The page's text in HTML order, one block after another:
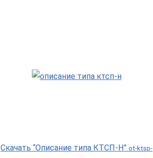
Скачать “Описание типа КТСП-Н” ot-ktsp-